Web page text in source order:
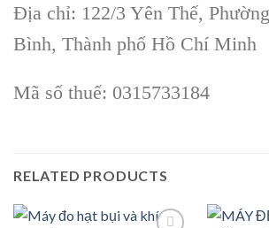
Địa chỉ: 122/3 Yên Thế,
Bình, Thành phố Hồ Chí Minh
Mã số thuế: 0315733184
RELATED PRODUCTS